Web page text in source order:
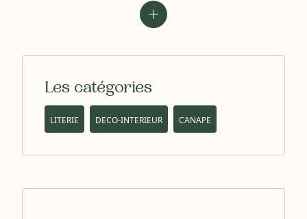
Les catégories
LITERIE DECO-INTERIEUR CANAPE